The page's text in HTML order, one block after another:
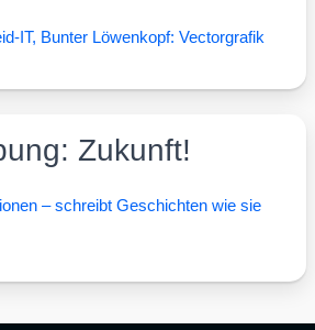
Zukunft!
– schreibt Geschich­ten wie sie